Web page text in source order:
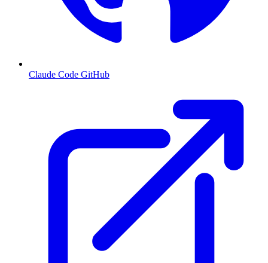
Claude Code GitHub